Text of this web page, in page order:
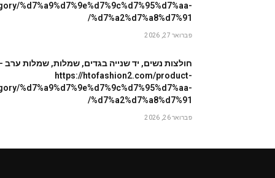
%d7%a9%d7%9e%d7%9c%d7%95%d7%aa-
%d7%a2%d7%a8%d7%91/
פברואר 27, 2026
חולצות נשים, יד שנייה בגדים, שמלות, שמלות ערב
https://htofashion2.com/product-
%d7%a9%d7%9e%d7%9c%d7%95%d7%aa-
%d7%a2%d7%a8%d7%91/
פברואר 26, 2026